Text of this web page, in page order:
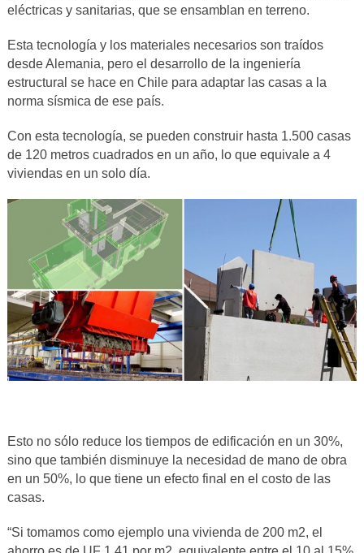
eléctricas y sanitarias, que se ensamblan en terreno.
Esta tecnología y los materiales necesarios son traídos
desde Alemania, pero el desarrollo de la ingeniería
estructural se hace en Chile para adaptar las casas a la
norma sísmica de ese país.
Con esta tecnología, se pueden construir hasta 1.500 casas
de 120 metros cuadrados en un año, lo que equivale a 4
viviendas en un solo día.
Esto no sólo reduce los tiempos de edificación en un 30%,
sino que también disminuye la necesidad de mano de obra
en un 50%, lo que tiene un efecto final en el costo de las
casas.
“Si tomamos como ejemplo una vivienda de 200 m2, el